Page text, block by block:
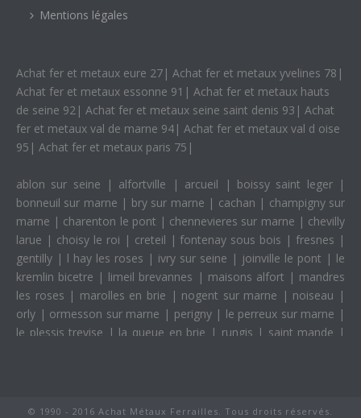
Mentions légales
Achat fer et metaux eure 27 | Achat fer et metaux yvelines 78 |
Achat fer et metaux essonne 91 | Achat fer et metaux hauts
de seine 92 | Achat fer et metaux seine saint denis 93 | Achat
fer et metaux val de marne 94 | Achat fer et metaux val d oise
95 | Achat fer et metaux paris 75 |
ablon sur seine | alfortville | arcueil | boissy saint leger |
bonneuil sur marne | bry sur marne | cachan | champigny sur
marne | charenton le pont | chennevieres sur marne | chevilly
larue | choisy le roi | creteil | fontenay sous bois | fresnes |
gentilly | l hay les roses | ivry sur seine | joinville le pont | le
kremlin bicetre | limeil brevannes | maisons alfort | mandres
les roses | marolles en brie | nogent sur marne | noiseau |
orly | ormesson sur marne | perigny | le perreux sur marne |
le plessis trevise | la queue en brie | rungis | saint mande |
sur seine
© 1990 - 2016 Achat Métaux Ferrailles. Tous droits réservés.